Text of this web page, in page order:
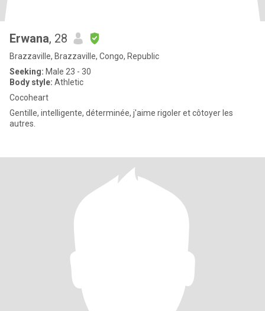
Erwana, 28
Brazzaville, Brazzaville, Congo, Republic
Seeking: Male 23 - 30
Body style: Athletic
Cocoheart
Gentille, intelligente, déterminée, j'aime rigoler et côtoyer les
autres.